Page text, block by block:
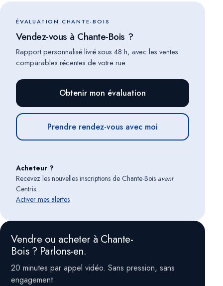
ÉVALUATION CHANTE-BOIS
Vendez-vous à Chante-Bois ?
Rapport personnalisé livré sous 48 h, avec les ventes
comparables récentes de votre rue.
Obtenir mon évaluation
Prendre rendez-vous avec moi
Acheteur ?
Recevez les nouvelles inscriptions de Chante-Bois avant
Centris.
Activer mes alertes
Vendre ou acheter à Chante-
Bois ? Parlons-en.
20 minutes par appel vidéo. Sans pression, sans
engagement.